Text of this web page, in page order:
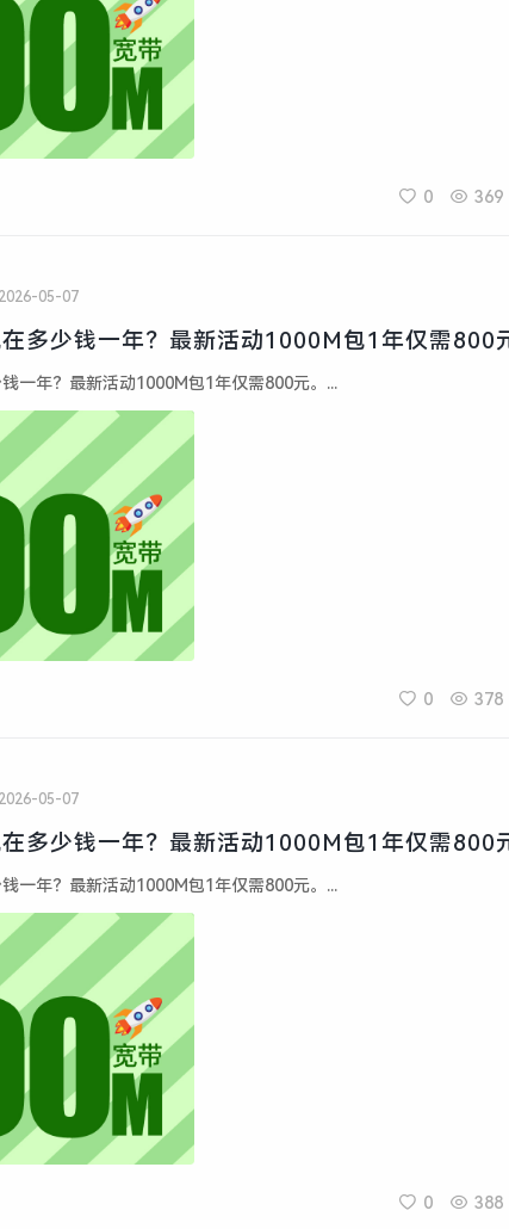
0 369
2026-05-07
多少钱一年？最新活动1000M包1年仅需800
一年？最新活动1000M包1年仅需800元。...
0 378
2026-05-07
多少钱一年？最新活动1000M包1年仅需800
一年？最新活动1000M包1年仅需800元。...
0 388